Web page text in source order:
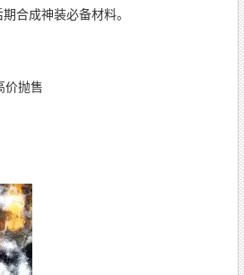
合成神装必备材料。
价抛售